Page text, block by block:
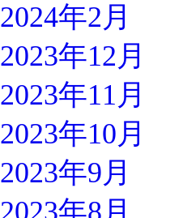
2024年2月
2023年12月
2023年11月
2023年10月
2023年9月
2023年8月